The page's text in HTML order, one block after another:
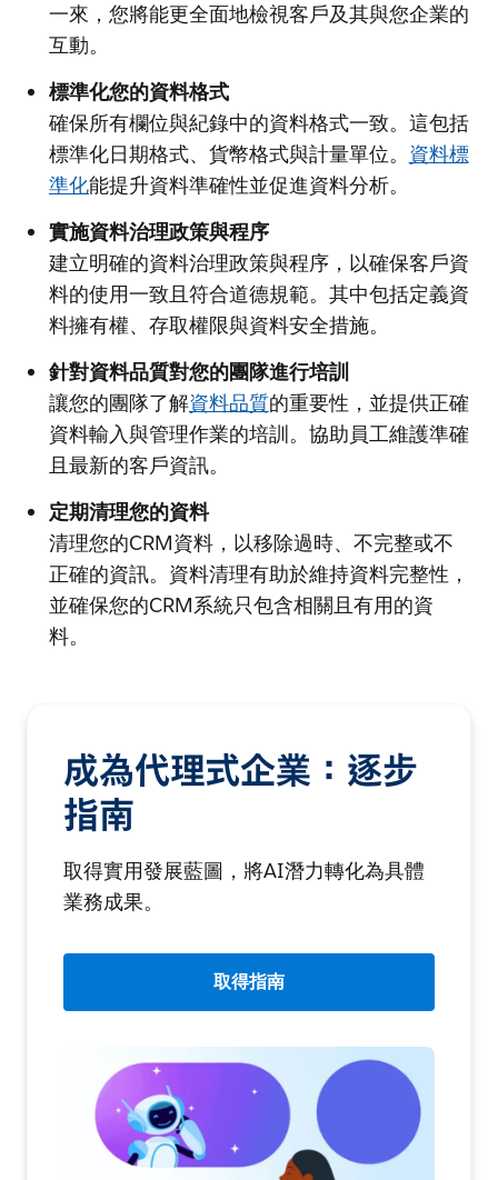
一來，您將能更全面地檢視客戶及其與您企業的
互動。
標準化您的資料格式
確保所有欄位與紀錄中的資料格式一致。這包括
標準化日期格式、貨幣格式與計量單位。 資料標
準化能提升資料準確性並促進資料分析。
實施資料治理政策與程序
建立明確的資料治理政策與程序，以確保客戶資
料的使用一致且符合道德規範。其中包括定義資
料擁有權、存取權限與資料安全措施。
針對資料品質對您的團隊進行培訓
讓您的團隊了解資料品質的重要性，並提供正確
資料輸入與管理作業的培訓。協助員工維護準確
且最新的客戶資訊。
定期清理您的資料
清理您的CRM資料，以移除過時、不完整或不
正確的資訊。資料清理有助於維持資料完整性，
並確保您的CRM系統只包含相關且有用的資
料。
成為代理式企業：逐步
指南
取得實用發展藍圖，將AI潛力轉化為具體
業務成果。
取得指南